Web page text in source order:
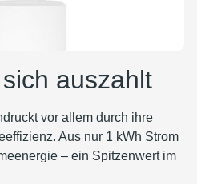
auszahlt
vor allem durch ihre
Aus nur 1 kWh Strom
– ein Spitzenwert im